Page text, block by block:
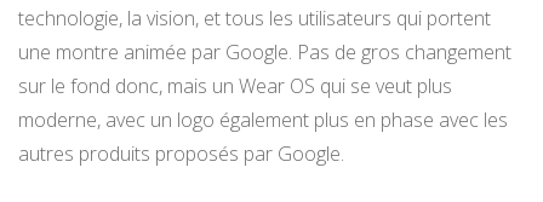
technologie, la vision, et tous les utilisateurs qui portent
une montre animée par Google. Pas de gros changement
sur le fond donc, mais un Wear OS qui se veut plus
moderne, avec un logo également plus en phase avec les
autres produits proposés par Google.